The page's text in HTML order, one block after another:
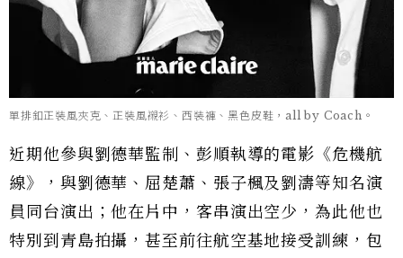
單排釦正裝風夾克、正裝風襯衫、西裝褲、黑色皮鞋，all by Coach。
近期他參與劉德華監制、彭順執導的電影《危機航
線》，與劉德華、屈楚蕭、張子楓及劉濤等知名演
員同台演出；他在片中，客串演出空少，為此他也
特別到青島拍攝，甚至前往航空基地接受訓練，包